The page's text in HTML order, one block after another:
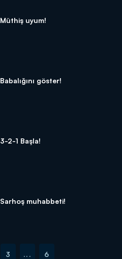
Müthiş uyum!
Babalığını göster!
3-2-1 Başla!
Sarhoş muhabbeti!
3 ... 6